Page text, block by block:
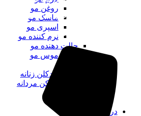
روغن مو
ماسک مو
اسپری مو
نرم کننده مو
حالت دهنده مو
موس مو
عطر و ادکلن
عطر و ادکلن زنانه
عطر و ادکن مردانه
درباره ما
شنبه تا پنجشنبه: از ساعت 10:30 تا 22:0